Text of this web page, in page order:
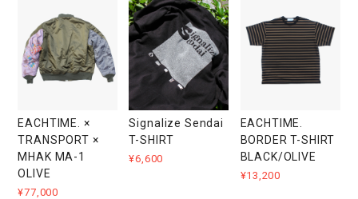
EACHTIME. ×
TRANSPORT ×
MHAK MA-1
OLIVE
¥77,000
Signalize Sendai
T-SHIRT
¥6,600
EACHTIME.
BORDER T-SHIRT
BLACK/OLIVE
¥13,200